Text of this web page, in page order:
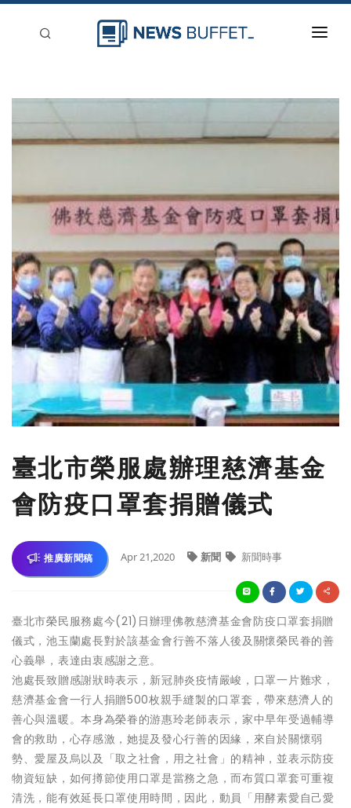
登入
臺北市榮服處辦理慈濟基金
會防疫口罩套捐贈儀式
推廣新聞稿 Apr 21,2020 新聞 新聞時事
臺北市榮民服務處今(21)日辦理佛教慈濟基金會防疫口罩套捐贈
儀式，池玉蘭處長對於該基金會行善不落人後及關懷榮民眷的善
心義舉，表達由衷感謝之意。
池處長致贈感謝狀時表示，新冠肺炎疫情嚴峻，口罩一片難求，
慈濟基金會一行人捐贈500枚親手縫製的口罩套，帶來慈濟人的
善心與溫暖。本身為榮眷的游惠玲老師表示，家中早年受過輔導
會的救助，心存感激，她提及發心行善的因緣，來自於關懷弱
勢、愛屋及烏以及「取之社會，用之社會」的精神，並表示防疫
物資短缺，如何撙節使用口罩是當務之急，而布質口罩套可重複
清洗，能有效延長口罩使用時間，因此，動員「用酵素愛自己愛